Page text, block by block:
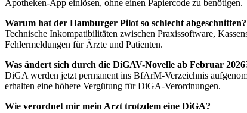
Apotheken-App einlösen, ohne einen Papiercode zu benötigen.
Warum hat der Hamburger Pilot so schlecht abgeschnitten?
Technische Inkompatibilitäten zwischen Praxissoftware,
Fehlermeldungen für Ärzte und Patienten.
Was ändert sich durch die DiGAV-Novelle ab Februar
DiGA werden jetzt permanent ins BfArM-Verzeichnis
erhalten eine höhere Vergütung für DiGA-Verordnungen.
Wie verordnet mir mein Arzt trotzdem eine DiGA?